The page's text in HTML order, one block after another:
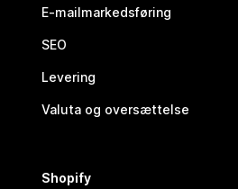
E-mailmarkedsføring
SEO
Levering
Valuta og oversættelse
Shopify